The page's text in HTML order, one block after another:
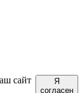
сайт
Я
согласен